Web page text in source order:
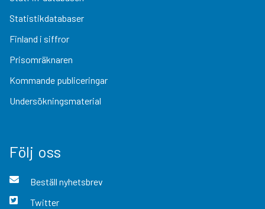
Statistikdatabaser
Finland i siffror
Prisomräknaren
Kommande publiceringar
Undersökningsmaterial
Följ oss
Beställ nyhetsbrev
Twitter